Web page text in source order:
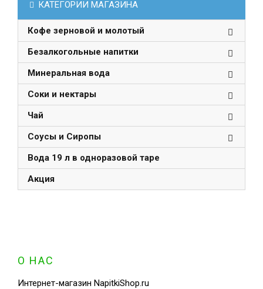
КАТЕГОРИИ МАГАЗИНА
Кофе зерновой и молотый
Безалкогольные напитки
Минеральная вода
Соки и нектары
Чай
Соусы и Сиропы
Вода 19 л в одноразовой таре
Акция
О НАС
Интернет-магазин NapitkiShop.ru